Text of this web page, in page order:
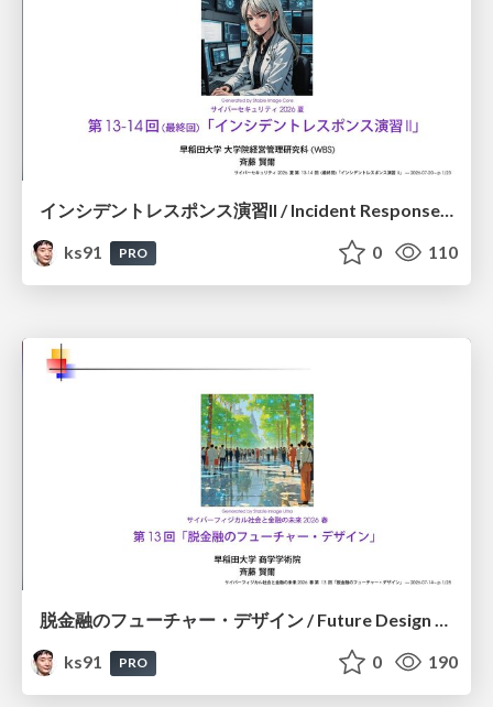
インシデントレスポンス演習II / Incident Response Exercise II
ks91
PRO 0 110
脱金融のフューチャー・デザイン / Future Design Beyond Finance
ks91
PRO 0 190